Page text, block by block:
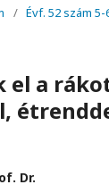
/ Évf. 52 szám 5-
el a
Dr.